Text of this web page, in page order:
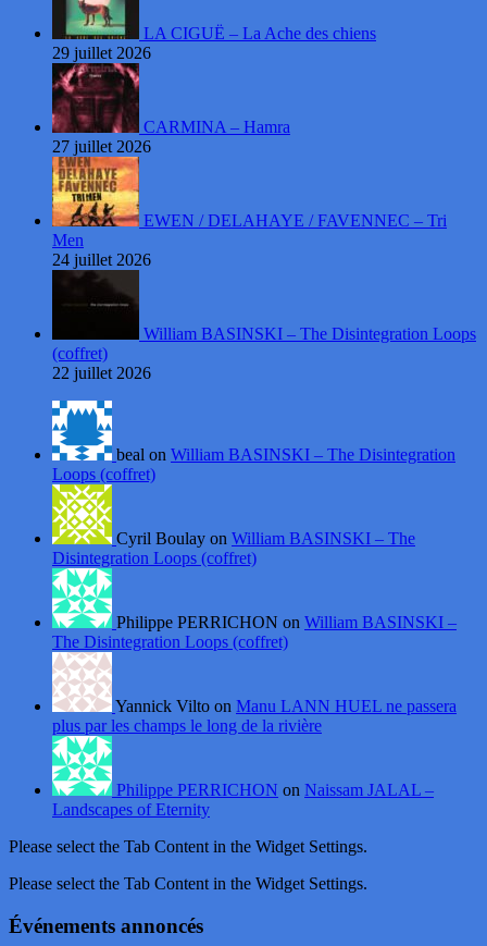
LA CIGUË – La Ache des chiens
29 juillet 2026
CARMINA – Hamra
27 juillet 2026
EWEN / DELAHAYE / FAVENNEC – Tri
Men
24 juillet 2026
William BASINSKI – The Disintegration Loops
(coffret)
22 juillet 2026
beal on William BASINSKI – The Disintegration
Loops (coffret)
Cyril Boulay on William BASINSKI – The
Disintegration Loops (coffret)
Philippe PERRICHON on William BASINSKI –
The Disintegration Loops (coffret)
Yannick Vilto on Manu LANN HUEL ne passera
plus par les champs le long de la rivière
Philippe PERRICHON on Naissam JALAL –
Landscapes of Eternity
Please select the Tab Content in the Widget Settings.
Please select the Tab Content in the Widget Settings.
Événements annoncés